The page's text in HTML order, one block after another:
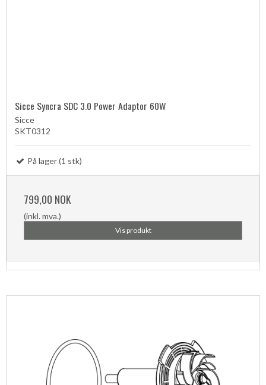
Sicce Syncra SDC 3.0 Power Adaptor 60W
Sicce
SKT0312
På lager (1 stk)
799,00 NOK
(inkl. mva.)
Vis produkt